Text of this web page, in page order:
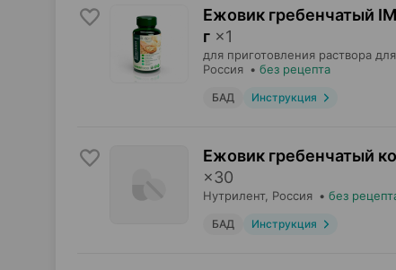
Ежовик гребенчатый
г ×1
для приготовления раствора
Россия • без рецепта
БАД Инструкция
Ежовик гребенчатый
×30
Нутрилент, Россия • без
БАД Инструкция